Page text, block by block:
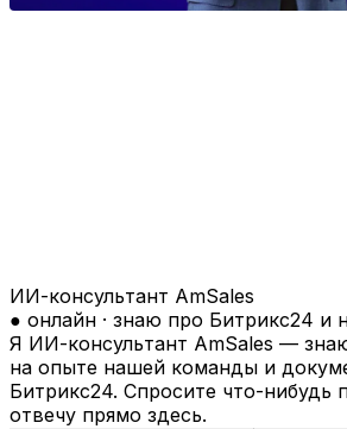
ИИ-консультант AmSales
● онлайн · знаю про Битрикс24 и
Я ИИ-консультант AmSales —
на опыте нашей команды и
Битрикс24. Спросите что-нибудь
отвечу прямо здесь.